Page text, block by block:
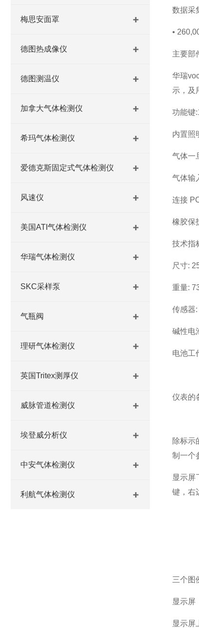
梅思安面罩
德图热成像仪
德图测温仪
加拿大气体检测仪
希玛气体检测仪
爱德克斯固定式气体检测仪
风速仪
美国ATI气体检测仪
华瑞气体检测仪
SKC采样泵
气瓶阀
理研气体检测仪
英国Tritex测厚仪
威脉管道检测仪
埃登威分析仪
中安气体检测仪
利航气体检测仪
数据采
•
主要部
华瑞
示，及
功能键
内置照
气体一
气体输
连接
橡胶保
技术指
尺寸:
重量:
传感器
碱性电
电池工
仪表的
除标示
制一个
显示屏
键，右
三个图
显示屏
显示屏